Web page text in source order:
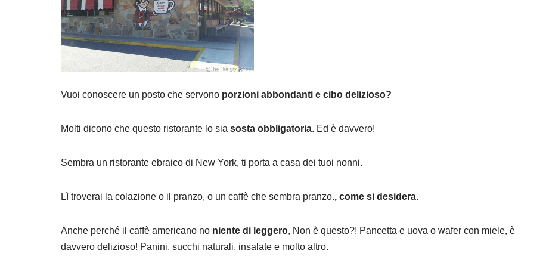
Vuoi conoscere un posto che servono porzioni abbondanti e cibo delizioso?
Molti dicono che questo ristorante lo sia sosta obbligatoria. Ed è davvero!
Sembra un ristorante ebraico di New York, ti porta a casa dei tuoi nonni.
Lì troverai la colazione o il pranzo, o un caffè che sembra pranzo., come si desidera.
Anche perché il caffè americano no niente di leggero, Non è questo?! Pancetta e uova o wafer con miele, è
davvero delizioso! Panini, succhi naturali, insalate e molto altro.